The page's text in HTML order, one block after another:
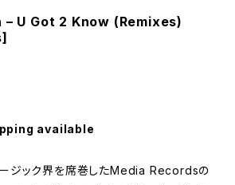
U Got 2 Know (Remixes)
available
ージック界を席巻したMedia Recordsの